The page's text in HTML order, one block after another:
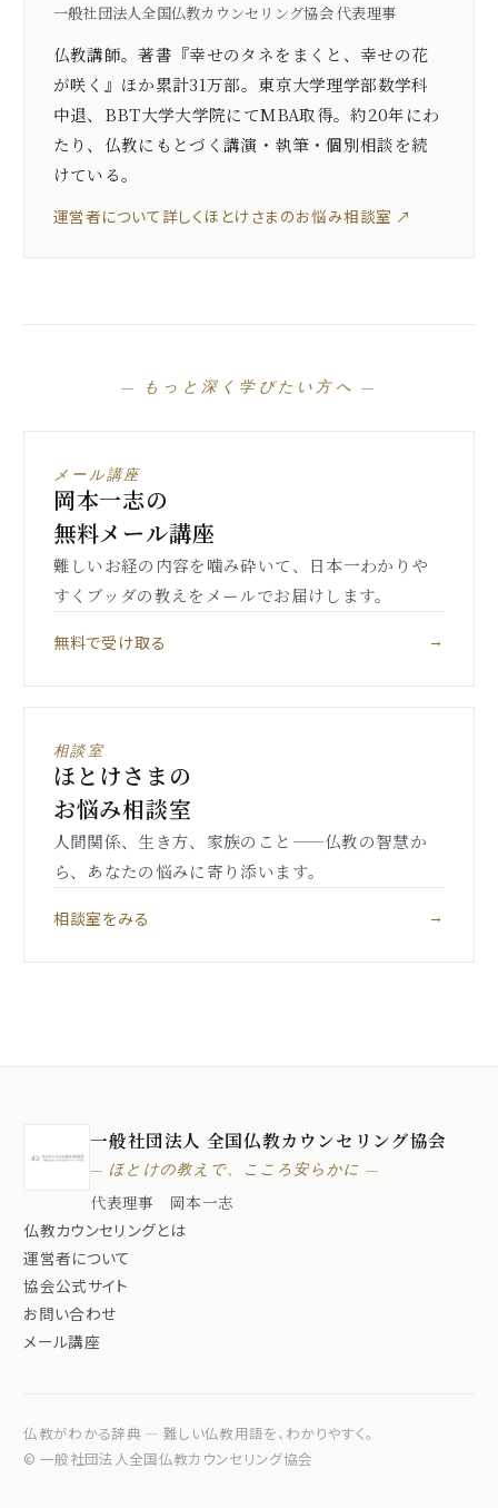
一般社団法人全国仏教カウンセリング協会 代表理事
仏教講師。著書『幸せのタネをまくと、幸せの花
が咲く』ほか累計31万部。東京大学理学部数学科
中退、BBT大学大学院にてMBA取得。約20年にわ
たり、仏教にもとづく講演・執筆・個別相談を続
けている。
運営者について詳しく ほとけさまのお悩み相談室 ↗
— もっと深く学びたい方へ —
メール講座
岡本一志の
無料メール講座
難しいお経の内容を噛み砕いて、日本一わかりや
すくブッダの教えをメールでお届けします。
無料で受け取る →
相談室
ほとけさまの
お悩み相談室
人間関係、生き方、家族のこと——仏教の智慧か
ら、あなたの悩みに寄り添います。
相談室をみる →
一般社団法人 全国仏教カウンセリング協会
— ほとけの教えで、こころ安らかに —
代表理事 岡本一志
仏教カウンセリングとは
運営者について
協会公式サイト
お問い合わせ
メール講座
仏教がわかる辞典 — 難しい仏教用語を、わかりやすく。
© 一般社団法人全国仏教カウンセリング協会